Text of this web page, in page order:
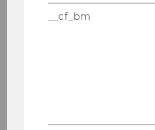
Überblick
__cf_bm